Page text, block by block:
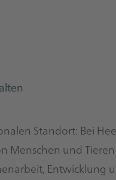
Standort: Bei
Menschen und
Entwicklung